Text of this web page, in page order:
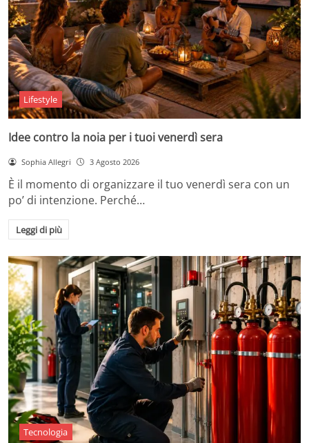
Lifestyle
Idee contro la noia per i tuoi venerdì sera
Sophia Allegri 3 Agosto 2026
È il momento di organizzare il tuo venerdì sera con un
po’ di intenzione. Perché…
Leggi di più
Tecnologia